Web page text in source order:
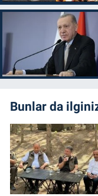
Bunlar da